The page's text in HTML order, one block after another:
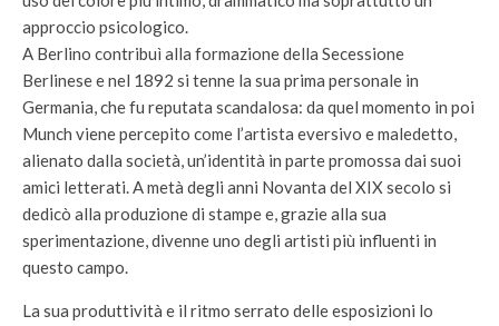
approccio psicologico.
A Berlino contribuì alla formazione della Secessione
Berlinese e nel 1892 si tenne la sua prima personale in
Germania, che fu reputata scandalosa: da quel momento in poi
Munch viene percepito come l’artista eversivo e maledetto,
alienato dalla società, un’identità in parte promossa dai suoi
amici letterati. A metà degli anni Novanta del XIX secolo si
dedicò alla produzione di stampe e, grazie alla sua
sperimentazione, divenne uno degli artisti più influenti in
questo campo.
La sua produttività e il ritmo serrato delle esposizioni lo